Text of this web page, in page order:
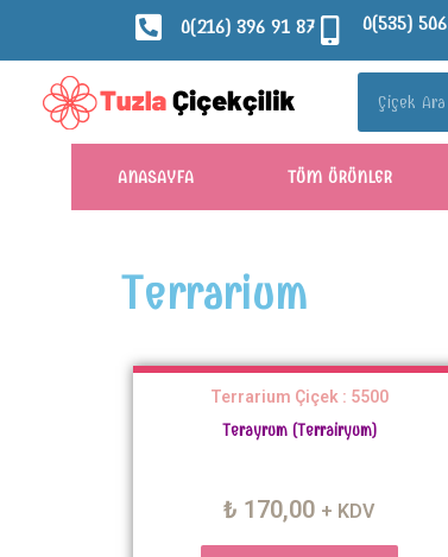
0(216) 396 91 87 0(535)
ANASAYFA TÜM ÜRÜNLER
Terrarium
Terrarium Çiçek : 5500
Terayrum (Terrairyum)
₺ 170,00 + KDV